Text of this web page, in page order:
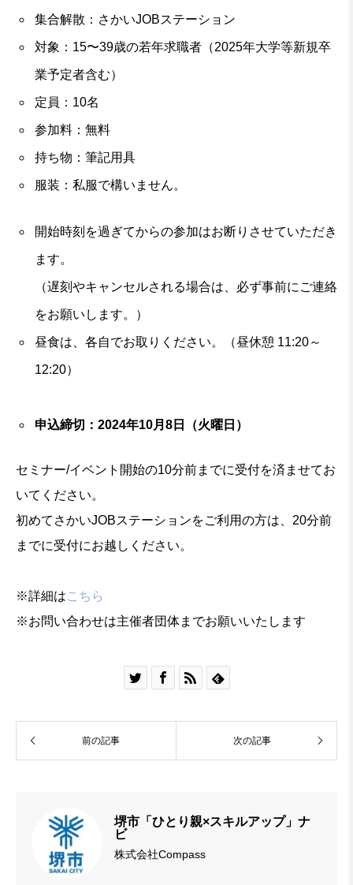
集合解散：さかいJOBステーション
対象：15〜39歳の若年求職者（2025年大学等新規卒
業予定者含む）
定員：10名
参加料：無料
持ち物：筆記用具
服装：私服で構いません。
開始時刻を過ぎてからの参加はお断りさせていただき
ます。
（遅刻やキャンセルされる場合は、必ず事前にご連絡
をお願いします。）
昼食は、各自でお取りください。（昼休憩 11:20～
12:20）
申込締切：2024年10月8日（火曜日）
セミナー/イベント開始の10分前までに受付を済ませてお
いてください。
初めてさかいJOBステーションをご利用の方は、20分前
までに受付にお越しください。
※詳細はこちら
※お問い合わせは主催者団体までお願いいたします
   
前の記事 次の記事
堺市「ひとり親×スキルアップ」ナ
ビ
株式会社Compass